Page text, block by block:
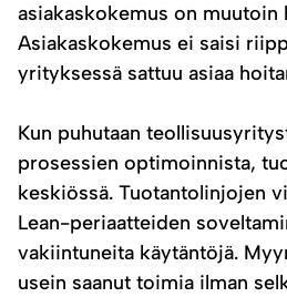
asiakaskokemus on muutoin
Asiakaskokemus ei saisi
yrityksessä sattuu asiaa
Kun puhutaan
prosessien optimoinnista,
keskiössä. Tuotantolinjojen
Lean-periaatteiden
vakiintuneita käytäntöjä.
usein saanut toimia ilman